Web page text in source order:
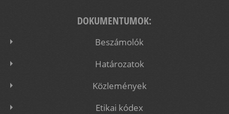
DOKUMENTUMOK:
Beszámolók
Határozatok
Közlemények
Etikai kódex